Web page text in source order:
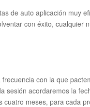
de auto aplicación muy
con éxito, cualquier
con la que
sesión acordaremos la
cuatro meses, para cada